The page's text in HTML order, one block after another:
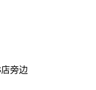
旁边